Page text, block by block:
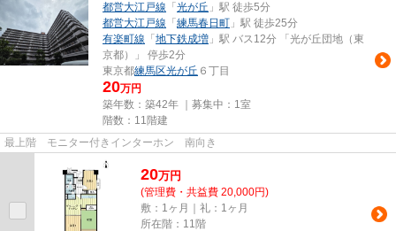
都営大江戸線 「 光が丘 」駅 徒歩5分
都営大江戸線 「 練馬春日町 」駅 徒歩25分
有楽町線 「 地下鉄成増 」駅 バス12分 「光が丘団地（東
京都）」 停歩2分
東京都練馬区光が丘 ６丁目
20万円
築年数：築42年 ｜募集中： 1室
階数：11階建
最上階 モニター付きインターホン 南向き
20万円
(管理費・共益費 20,000円)
敷：1ヶ月｜礼：1ヶ月
所在階：11階